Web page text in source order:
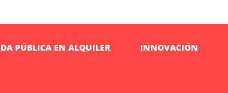
PÚBLICA EN ALQUILER INNOVACIÓN